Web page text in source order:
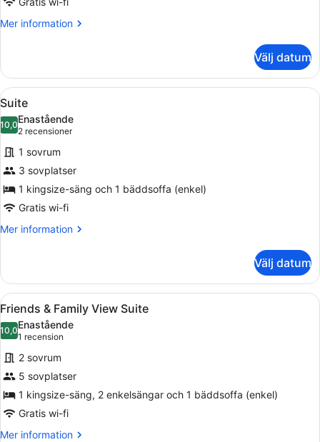
Mer information
Mer
Junior
Suite
Välj datum
Öppna
alla
foton
för
Suite
Ett modernt vardagsrum med en
9
Suite
10,010,0 av 10
Enastående
2 recensioner
(2 recensioner)
1 sovrum
3 sovplatser
1 kingsize-säng och 1 bäddsoffa (enkel)
Gratis wi-fi
Mer information
Mer
Välj datum
Öppna
alla
foton
för
Friends
&
Family
View
Suite
En vy över ett berg med en
10
Friends & Family View Suite
10,010,0 av 10
Enastående
1 recension
(1 recension)
2 sovrum
5 sovplatser
1 kingsize-säng, 2 enkelsängar och 1 bäddsoffa (enkel)
Gratis wi-fi
Mer information
Mer